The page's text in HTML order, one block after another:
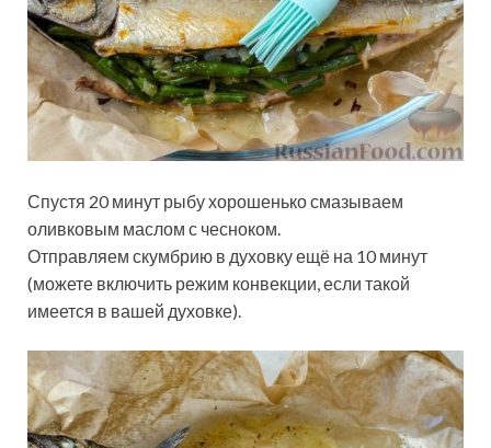
Спустя 20 минут рыбу хорошенько смазываем
оливковым маслом с чесноком.
Отправляем скумбрию в духовку ещё на 10 минут
(можете включить режим конвекции, если такой
имеется в вашей духовке).